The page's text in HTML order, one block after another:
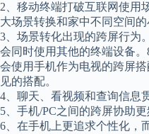
2、移动终端打破互联网使用
大场景转换和家中不同空间的
3、场景转化出现的跨屏行为
会同时使用其他的终端设备。
会使用手机作为电视的跨屏
见的搭配。
4、聊天、看视频和查询信息
5、手机/PC之间的跨屏协助更
6、在手机上更追求个性化，